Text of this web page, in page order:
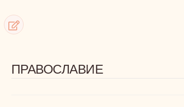
ПРАВОСЛАВИЕ